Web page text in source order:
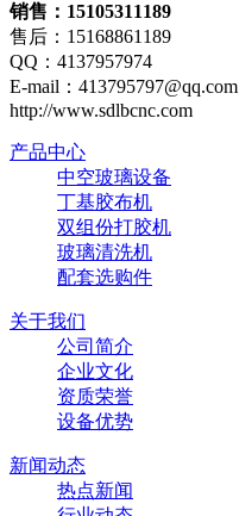
销售：15105311189
售后：15168861189
QQ：4137957974
E-mail：413795797@qq.com
http://www.sdlbcnc.com
产品中心
中空玻璃设备
丁基胶布机
双组份打胶机
玻璃清洗机
配套选购件
关于我们
公司简介
企业文化
资质荣誉
设备优势
新闻动态
热点新闻